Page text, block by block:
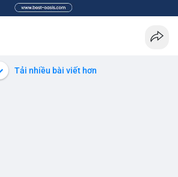
Tải nhiều bài viết hơn